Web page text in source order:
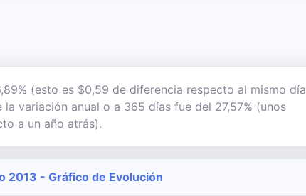
(esto es $0,59 de diferencia respecto al mismo día
variación anual o a 365 días fue del 27,57% (unos
a un año atrás).
2013 - Gráfico de Evolución